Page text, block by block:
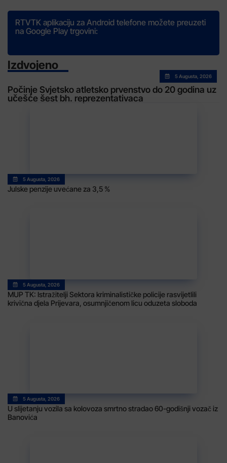
RTVTK aplikaciju za Android telefone možete preuzeti
na Google Play trgovini:
Izdvojeno
5 Augusta, 2026
Počinje Svjetsko atletsko prvenstvo do 20 godina uz
učešće šest bh. reprezentativaca
5 Augusta, 2026
Julske penzije uvećane za 3,5 %
5 Augusta, 2026
MUP TK: Istražitelji Sektora kriminalističke policije rasvijetlili
krivična djela Prijevara, osumnjičenom licu oduzeta sloboda
5 Augusta, 2026
U slijetanju vozila sa kolovoza smrtno stradao 60-godišnji vozač iz
Banovića